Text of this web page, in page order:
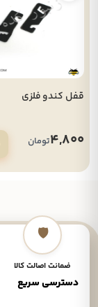
قفل کندو فلزی
4,800تومان
🛡️
ضمانت اصالت کالا
دسترسی سریع